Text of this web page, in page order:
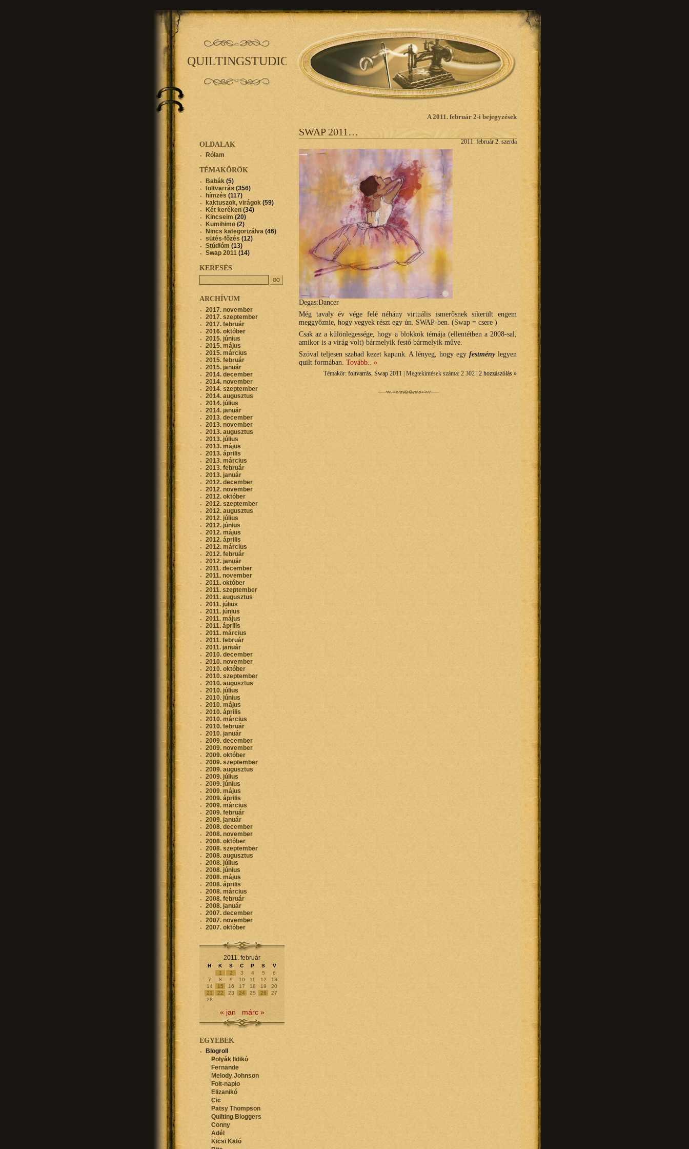
QUILTINGSTUDIO
A 2011. február 2-i bejegyzések
SWAP 2011…
2011. február 2. szerda
Degas:Dancer
Még tavaly év vége felé néhány virtuális ismerősnek sikerült engem
meggyőznie, hogy vegyek részt egy ún. SWAP-ben. (Swap = csere )
Csak az a különlegessége, hogy a blokkok témája (ellentétben a 2008-sal,
amikor is a virág volt) bármelyik festő bármelyik műve.
Szóval teljesen szabad kezet kapunk. A lényeg, hogy egyfestménylegyen
quilt formában. Tovább.. »
Témakör: foltvarrás, Swap 2011 | Megtekintések száma: 2 302 | 2 hozzászólás »
OLDALAK
Rólam
TÉMAKÖRÖK
Babák (5)
foltvarrás (356)
hímzés (117)
kaktuszok, virágok (59)
Két keréken (34)
Kincseim (20)
Kumihimo (2)
Nincs kategorizálva (46)
sütés-főzés (12)
Stúdióm (13)
Swap 2011 (14)
KERESÉS
ARCHÍVUM
2017. november
2017. szeptember
2017. február
2016. október
2015. június
2015. május
2015. március
2015. február
2015. január
2014. december
2014. november
2014. szeptember
2014. augusztus
2014. július
2014. január
2013. december
2013. november
2013. augusztus
2013. július
2013. május
2013. április
2013. március
2013. február
2013. január
2012. december
2012. november
2012. október
2012. szeptember
2012. augusztus
2012. július
2012. június
2012. május
2012. április
2012. március
2012. február
2012. január
2011. december
2011. november
2011. október
2011. szeptember
2011. augusztus
2011. július
2011. június
2011. május
2011. április
2011. március
2011. február
2011. január
2010. december
2010. november
2010. október
2010. szeptember
2010. augusztus
2010. július
2010. június
2010. május
2010. április
2010. március
2010. február
2010. január
2009. december
2009. november
2009. október
2009. szeptember
2009. augusztus
2009. július
2009. június
2009. május
2009. április
2009. március
2009. február
2009. január
2008. december
2008. november
2008. október
2008. szeptember
2008. augusztus
2008. július
2008. június
2008. május
2008. április
2008. március
2008. február
2008. január
2007. december
2007. november
2007. október
2011. február
H K S C P S
V
1
2 3 4 5
6
7
8 9 10 11 12
13
14
15 16 17 18 19
20
21
22 23 24 25 26
27
28
« jan márc »
EGYEBEK
Blogroll
Polyák Ildikó
Fernande
Melody Johnson
Folt-naplo
Elizanikó
Cic
Patsy Thompson
Quilting Bloggers
Conny
Adél
Kicsi Kató